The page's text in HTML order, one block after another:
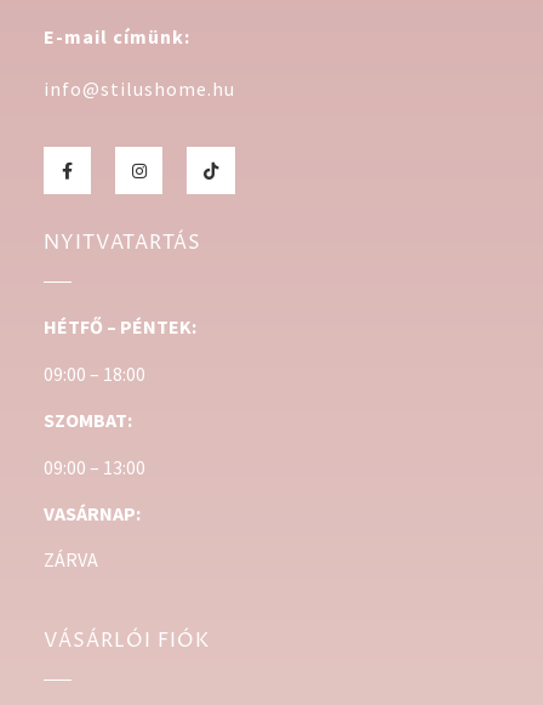
E-mail címünk:
info@stilushome.hu
NYITVATARTÁS
HÉTFŐ – PÉNTEK:
09:00 – 18:00
SZOMBAT:
09:00 – 13:00
VASÁRNAP:
ZÁRVA
VÁSÁRLÓI FIÓK